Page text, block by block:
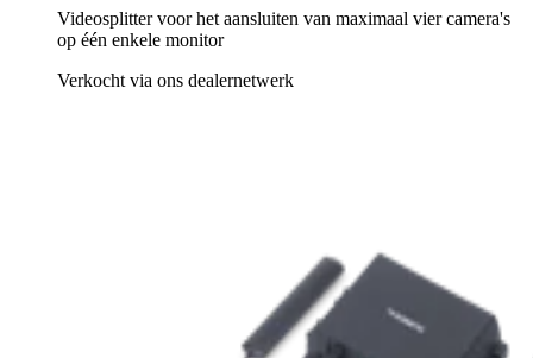
Videosplitter voor het aansluiten van maximaal vier camera's
op één enkele monitor
Verkocht via ons dealernetwerk